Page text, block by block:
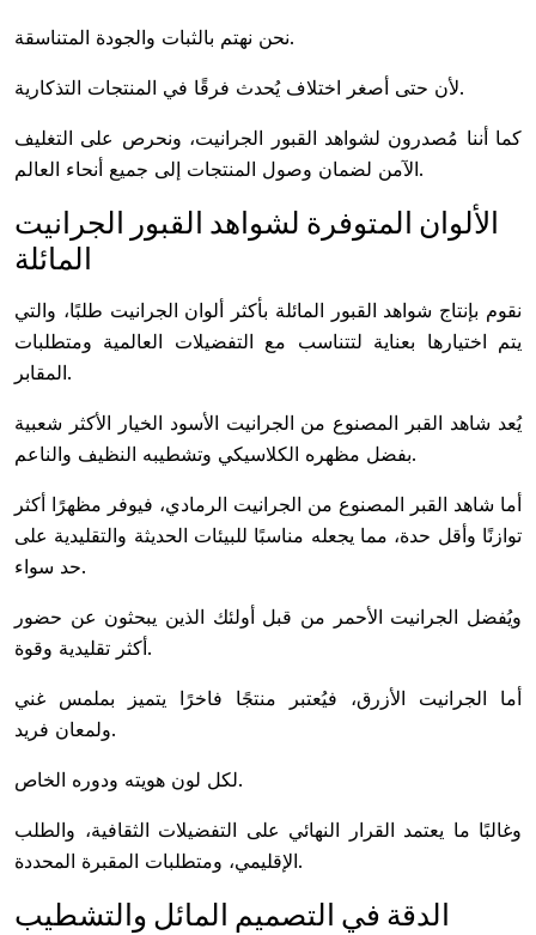
نحن نهتم بالثبات والجودة المتناسقة.
لأن حتى أصغر اختلاف يُحدث فرقًا في المنتجات التذكارية.
كما أننا مُصدرون لشواهد القبور الجرانيت، ونحرص على التغليف
الآمن لضمان وصول المنتجات إلى جميع أنحاء العالم.
الألوان المتوفرة لشواهد القبور الجرانيت
المائلة
نقوم بإنتاج شواهد القبور المائلة بأكثر ألوان الجرانيت طلبًا، والتي
يتم اختيارها بعناية لتتناسب مع التفضيلات العالمية ومتطلبات
المقابر.
يُعد شاهد القبر المصنوع من الجرانيت الأسود الخيار الأكثر شعبية
بفضل مظهره الكلاسيكي وتشطيبه النظيف والناعم.
أما شاهد القبر المصنوع من الجرانيت الرمادي، فيوفر مظهرًا أكثر
توازنًا وأقل حدة، مما يجعله مناسبًا للبيئات الحديثة والتقليدية على
حد سواء.
ويُفضل الجرانيت الأحمر من قبل أولئك الذين يبحثون عن حضور
أكثر تقليدية وقوة.
أما الجرانيت الأزرق، فيُعتبر منتجًا فاخرًا يتميز بملمس غني
ولمعان فريد.
لكل لون هويته ودوره الخاص.
وغالبًا ما يعتمد القرار النهائي على التفضيلات الثقافية، والطلب
الإقليمي، ومتطلبات المقبرة المحددة.
الدقة في التصميم المائل والتشطيب